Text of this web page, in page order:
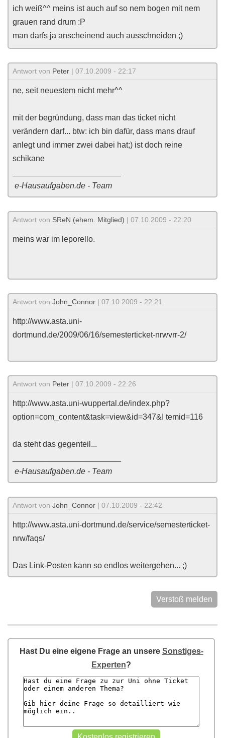
ich weiß^^ meins ist auch auf so nem bogen mit nem
grauen rand drum :P
man darfs ja anscheinend auch ausschneiden ;)
Antwort von Peter | 07.10.2009 - 22:17
ne, seit neuestem nicht mehr^^
mit der begründung, dass man das ticket nicht
verändern darf... btw: ich bin dafür, dass mans drauf
anlegt und immer zwei dabei hat;) ist doch reine
schikane
e-Hausaufgaben.de - Team
Antwort von SReN (ehem. Mitglied) | 07.10.2009 - 22:20
meins war im leporello.
Antwort von John_Connor | 07.10.2009 - 22:21
http://www.asta.uni-
dortmund.de/2009/06/16/semesterticket-nrwvrr-2/
Antwort von Peter | 07.10.2009 - 22:26
http://www.asta.uni-wuppertal.de/index.php?
option=com_content&task=view&id=347&I temid=116
da steht das gegenteil...
e-Hausaufgaben.de - Team
Antwort von John_Connor | 07.10.2009 - 22:42
http://www.asta.uni-dortmund.de/service/semesterticket-
nrw/faqs/
Das Link-Posten kann so endlos weitergehen... ;)
Verstoß melden
Hast Du eine eigene Frage an unsere Sonstiges-
Experten?